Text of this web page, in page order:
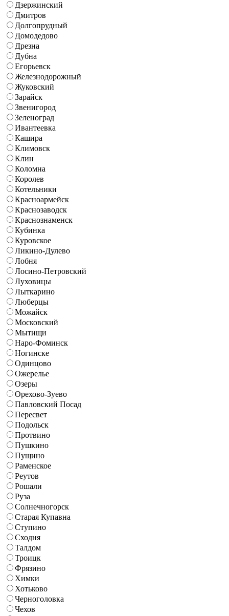
Дзержинский
Дмитров
Долгопрудный
Домодедово
Дрезна
Дубна
Егорьевск
Железнодорожный
Жуковский
Зарайск
Звенигород
Зеленоград
Ивантеевка
Кашира
Климовск
Клин
Коломна
Королев
Котельники
Красноармейск
Краснозаводск
Краснознаменск
Кубинка
Куровское
Ликино-Дулево
Лобня
Лосино-Петровский
Луховицы
Лыткарино
Люберцы
Можайск
Московский
Мытищи
Наро-Фоминск
Ногинске
Одинцово
Ожерелье
Озеры
Орехово-Зуево
Павловский Посад
Пересвет
Подольск
Протвино
Пушкино
Пущино
Раменское
Реутов
Рошали
Руза
Солнечногорск
Старая Купавна
Ступино
Сходня
Талдом
Троицк
Фрязино
Химки
Хотьково
Черноголовка
Чехов